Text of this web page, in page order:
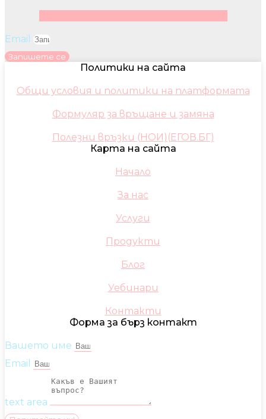
Email
Запишете се
Политики на сайта
Общи условия и политики на платформата
Формуляр за връщане и замяна
Полезни връзки (НОИ)(ЕГОВ.БГ)
Карта на сайта
Начало
За нас
Услуги
Продукти
Блог
Уебинари
Контакти
Форма за бърз контакт
Вашето име
Email
text area